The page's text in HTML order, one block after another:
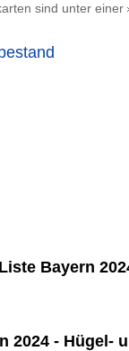
sind unter einer
Bayern
2024 - Hügel-